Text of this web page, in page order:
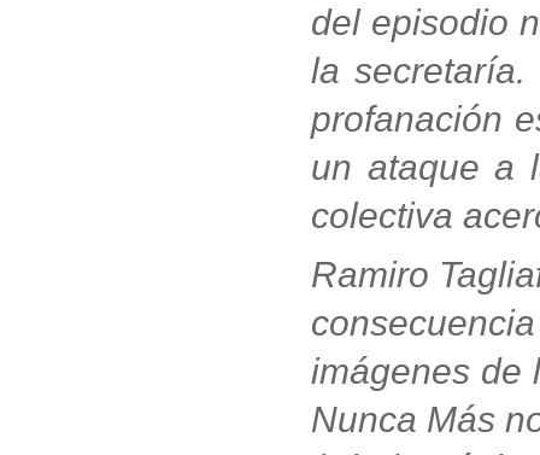
del episodio
la
profanación
un ataque a
colectiva
Ramiro
imágenes de
Nunca Más